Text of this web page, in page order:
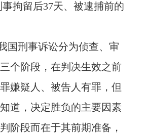
拘留后37天、被逮捕前的
刑事诉讼分为侦查、审
个阶段，在判决生效之前
嫌疑人、被告人有罪，但
道，决定胜负的主要因素
阶段而在于其前期准备，